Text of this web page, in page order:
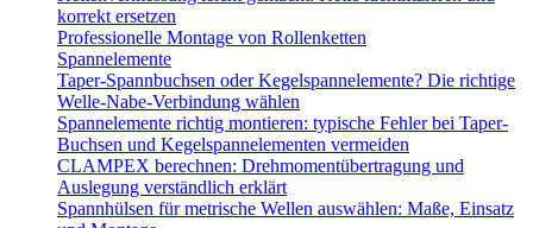
korrekt ersetzen
Professionelle Montage von Rollenketten
Spannelemente
Taper-Spannbuchsen oder Kegelspannelemente? Die richtige
Welle-Nabe-Verbindung wählen
Spannelemente richtig montieren: typische Fehler bei Taper-
Buchsen und Kegelspannelementen vermeiden
CLAMPEX berechnen: Drehmomentübertragung und
Auslegung verständlich erklärt
Spannhülsen für metrische Wellen auswählen: Maße, Einsatz